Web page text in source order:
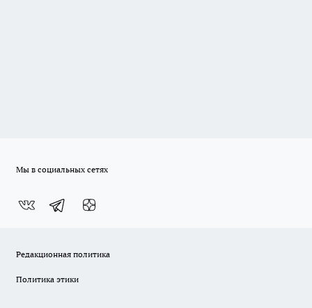
Мы в социальных сетях
Редакционная политика
Политика этики